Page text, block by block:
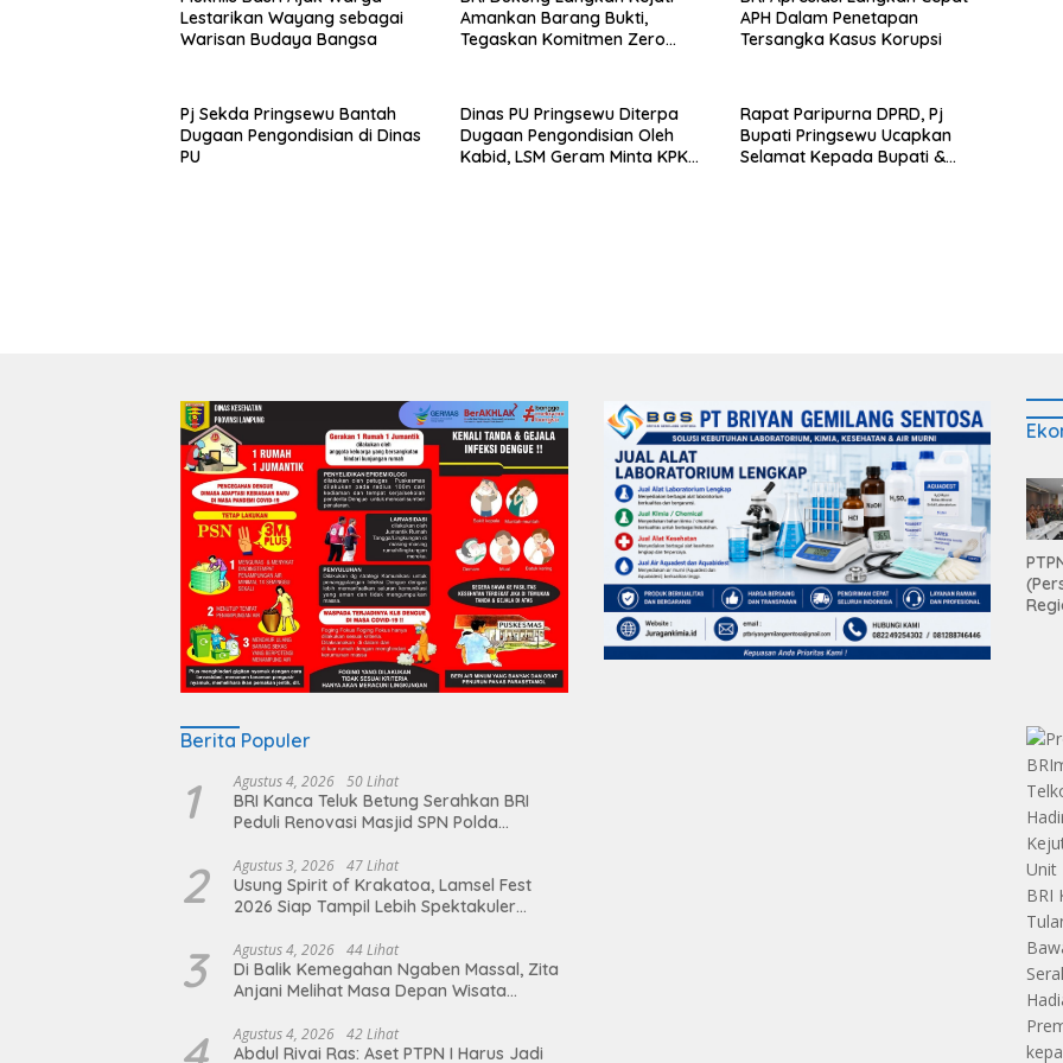
Lestarikan Wayang sebagai
Warisan Budaya Bangsa
Amankan Barang Bukti,
Tegaskan Komitmen Zero
APH Dalam Penetapan
Tersangka Kasus Korupsi
Pj Sekda Pringsewu Bantah
Dugaan Pengondisian di Dinas
PU
Dinas PU Pringsewu Diterpa
Dugaan Pengondisian Oleh
Kabid, LSM Geram Minta KPK
Rapat Paripurna DPRD, Pj
Bupati Pringsewu Ucapkan
Selamat Kepada Bupati &
Berita Populer
1 Agustus 4, 2026 50 Lihat
BRI Kanca Teluk Betung Serahkan BRI
Peduli Renovasi Masjid SPN Polda
terhadap Sarana Ibadah
2 Agustus 3, 2026 47 Lihat
Usung Spirit of Krakatoa, Lamsel Fest
2026 Siap Tampil Lebih Spektakuler
Artis Ibu Kota
3 Agustus 4, 2026 44 Lihat
Di Balik Kemegahan Ngaben Massal, Zita
Anjani Melihat Masa Depan Wisata
Agustus 4, 2026 42 Lihat
Abdul Rivai Ras: Aset PTPN I Harus Jadi